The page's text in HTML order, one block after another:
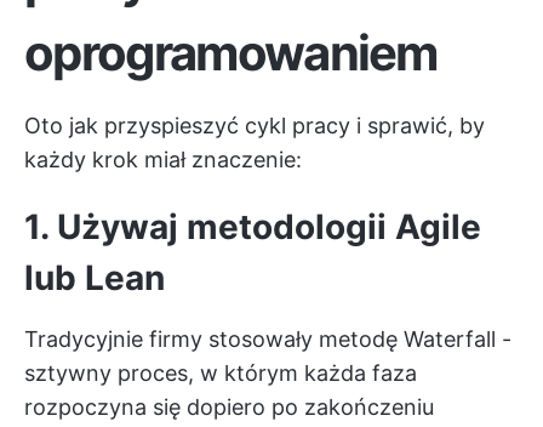
oprogramowaniem
Oto jak przyspieszyć cykl pracy i sprawić, by
każdy krok miał znaczenie:
1. Używaj metodologii Agile
lub Lean
Tradycyjnie firmy stosowały metodę Waterfall -
sztywny proces, w którym każda faza
rozpoczyna się dopiero po zakończeniu